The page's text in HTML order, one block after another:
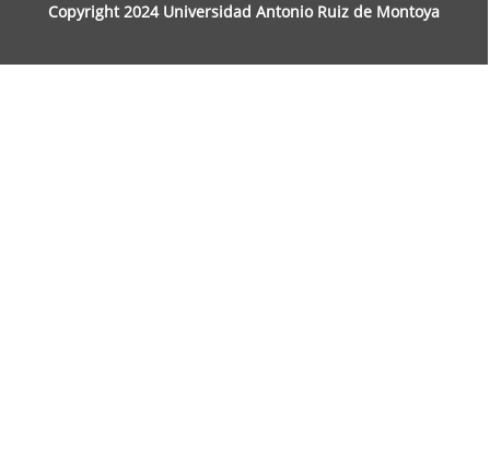
Copyright 2024 Universidad Antonio Ruiz de Montoya